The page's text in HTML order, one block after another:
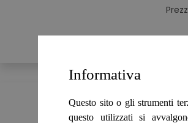
Informativa
Questo sito o gli strumenti
questo utilizzati si